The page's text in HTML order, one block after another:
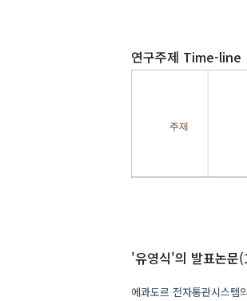
연구주제 Time-line
주제
'유영식'의 발표논문
에콰도르 전자통관시스템